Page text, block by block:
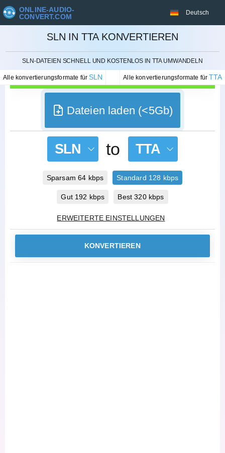
ONLINE-AUDIO-
CONVERT.COM
Deutsch
SLN IN TTA KONVERTIEREN
SLN-DATEIEN SCHNELL UND KOSTENLOS IN TTA UMWANDELN
Alle konvertierungsformate für SLN Alle konvertierungsformate fürTTA
STORNIEREN
Dateien laden (<5Gb)
SLN to TTA
Sparsam 64 kbps Standard 128 kbps
Gut 192 kbps Best 320 kbps
ERWEITERTE EINSTELLUNGEN
KONVERTIEREN